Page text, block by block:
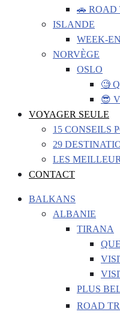
🚗 ROAD
ISLANDE
WEEK-
NORVÈGE
OSLO
🧐
😎
VOYAGER SEULE
15 CONSEILS
29
LES
CONTACT
BALKANS
ALBANIE
TIRANA
PLUS
ROAD